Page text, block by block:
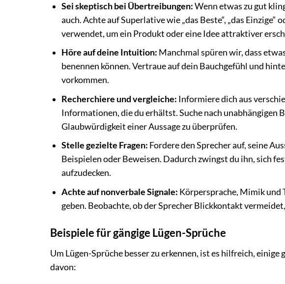
Sei skeptisch bei Übertreibungen:Wenn etwas zu gut
auch. Achte auf Superlative wie „das Beste“, „das
verwendet, um ein Produkt oder eine Idee attraktiver
Höre auf deine Intuition: Manchmal spüren wir, dass
benennen können. Vertraue auf dein Bauchgefühl und
vorkommen.
Recherchiere und vergleiche: Informiere dich aus
Informationen, die du erhältst. Suche nach unabhängigen
Glaubwürdigkeit einer Aussage zu überprüfen.
Stelle gezielte Fragen: Fordere den Sprecher auf, seine
Beispielen oder Beweisen. Dadurch zwingst du ihn, sich
aufzudecken.
Achte auf nonverbale Signale: Körpersprache, Mimik und
geben. Beobachte, ob der Sprecher Blickkontakt
Beispiele für gängige Lügen-Sprüche
Um Lügen-Sprüche besser zu erkennen, ist es hilfreich,
davon: